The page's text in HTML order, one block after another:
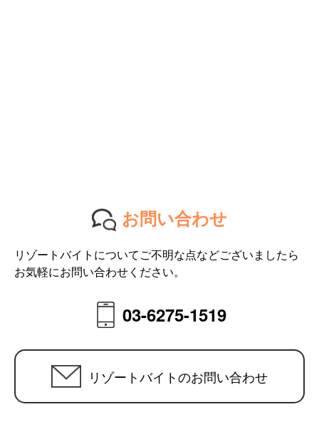
お問い合わせ
リゾートバイトについてご不明な点などございましたら
お気軽にお問い合わせください。
03-6275-1519
リゾートバイトのお問い合わせ